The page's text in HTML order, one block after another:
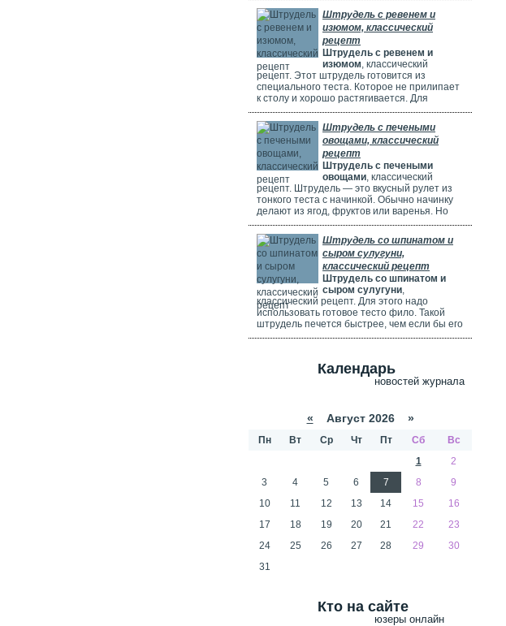
Ну вот теперь можете приготовить вкусный
рецепт штруделя.Штрудель с ревенем и
изюмом, классический
рецепт
Штрудель с ревенем и
изюмом, классический
рецепт. Этот штрудель готовится из
специального теста. Которое не прилипает
к столу и хорошо растягивается. Для
начинки мы взяли стебли ревеня. Они
придают выпечке кислый вкус и приятный
аромат, делают штрудель сочным и
вкусным. Можно добавить в начинку
клубнику, яблоки или грушу. Если
используете ягоды, посыпьте их ложкой
муки.
Штрудель с печеными
овощами, классический
рецепт
Штрудель с печеными
овощами, классический
рецепт. Штрудель — это вкусный рулет из
тонкого теста с начинкой. Обычно начинку
делают из ягод, фруктов или варенья. Но
можно использовать и солёные начинки с
грибами, сыром, мясом или овощами. В этом
рецепте начинка готовится из печёных
овощей: цуккини, сладкого перца, зелени и
помидоров. В зависимости от времени года,
в начинку можно добавить баклажаны, сыр,
картофель, морковь или даже свёклу. Если
не хочется возиться с тестом, можно взять
готовое слоёное тесто или тесто фило.
Штрудель со шпинатом и
сыром сулугуни,
классический рецепт
Штрудель со шпинатом и
сыром сулугуни,
классический рецепт. Для этого надо
использовать готовое тесто фило. Такой
штрудель печется быстрее, чем если бы его
делали из обычного теста. Чтобы корочка
вам в приготовлении сложного рецепта.
Календарь
новостей журнала
« Август 2026 »
Пн Вт Ср Чт Пт Сб
Вс
1
2
3
4 5 6 7 8
9
10
11 12 13 14 15
16
17
18 19 20 21 22
23
24
25 26 27 28 29
30
31
Кто на сайте
юзеры онлайн